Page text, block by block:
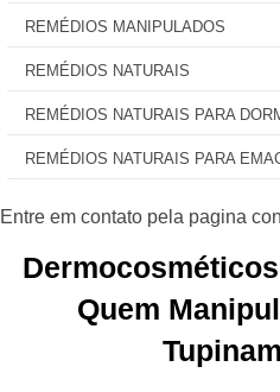
REMÉDIOS MANIPULADOS
REMÉDIOS NATURAIS
REMÉDIOS NATURAIS PARA
REMÉDIOS NATURAIS PARA
Quem